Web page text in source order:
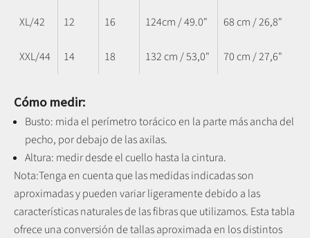
XL/42 12 16 124cm / 49.0" 68 cm / 26,8"
XXL/44 14 18 132 cm / 53,0" 70 cm / 27,6"
Cómo medir:
Busto: mida el perímetro torácico en la parte más ancha del
pecho, por debajo de las axilas.
Altura: medir desde el cuello hasta la cintura.
Nota:Tenga en cuenta que las medidas indicadas son
aproximadas y pueden variar ligeramente debido a las
características naturales de las fibras que utilizamos. Esta tabla
ofrece una conversión de tallas aproximada en los distintos